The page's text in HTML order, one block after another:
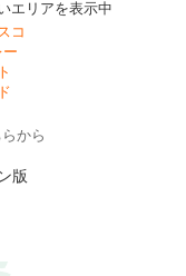
エリアを表示中
コ
ー
から
版